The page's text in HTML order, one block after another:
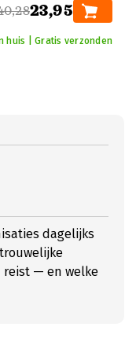
23,95
huis | Gratis verzonden
dagelijks
reist — en welke